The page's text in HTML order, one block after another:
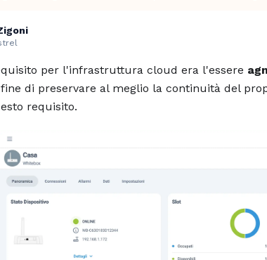
per l'infrastruttura cloud era l'essere
di preservare al meglio la continuità del
requisito.